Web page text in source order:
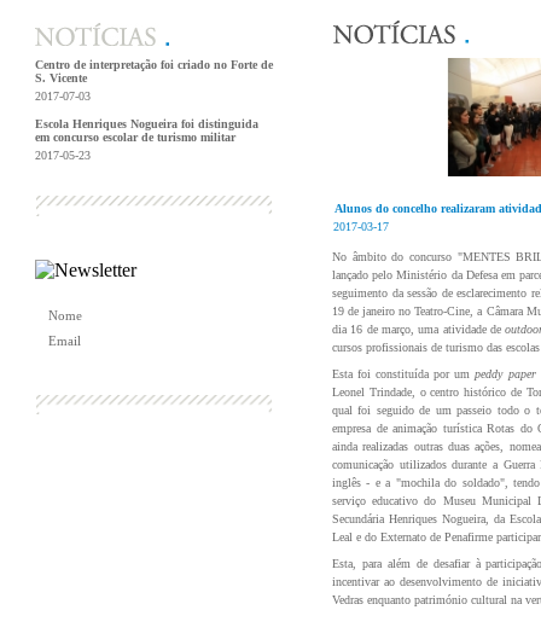
Centro de interpretação foi criado no Forte de
S. Vicente
2017-07-03
Escola Henriques Nogueira foi distinguida
em concurso escolar de turismo militar
2017-05-23
Alunos do concelho realizaram
2017-03-17
No âmbito do concurso "MENTES
lançado pelo Ministério da Defesa em
seguimento da sessão de esclarecimento
19 de janeiro no Teatro-Cine, a Câmara
dia 16 de março, uma atividade de
cursos profissionais de turismo das
Esta foi constituída por umpeddy paper
Leonel Trindade, o centro histórico de
qual foi seguido de um passeio todo o
empresa de animação turística Rotas
ainda realizadas outras duas ações,
comunicação utilizados durante a
inglês - e a "mochila do soldado", tendo
serviço educativo do Museu Municipal
Secundária Henriques Nogueira, da
Leal e do Externato de Penafirme
Esta, para além de desafiar à
incentivar ao desenvolvimento de
Vedras enquanto património cultural na